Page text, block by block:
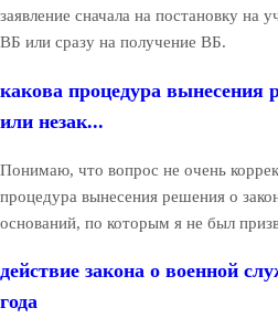
заявление сначала на постановку на
ВБ или сразу на получение ВБ.
какова процедура вынесения
или незак...
Понимаю, что вопрос не очень
процедура вынесения решения о
оснований, по которым я не был
действие закона о военной
года